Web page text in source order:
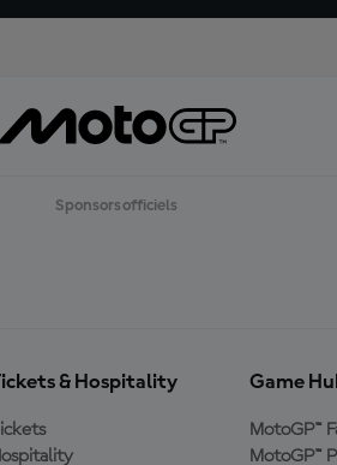
Sponsors officiels
& Hospitality Game
MotoGP™
MotoGP™